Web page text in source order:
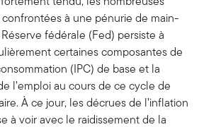
à une pénurie de main-
fédérale (Fed) persiste à
certaines composantes de
(IPC) de base et la
l’emploi au cours de ce cycle de
À ce jour, les décrues de l’inflation
à voir avec le raidissement de la